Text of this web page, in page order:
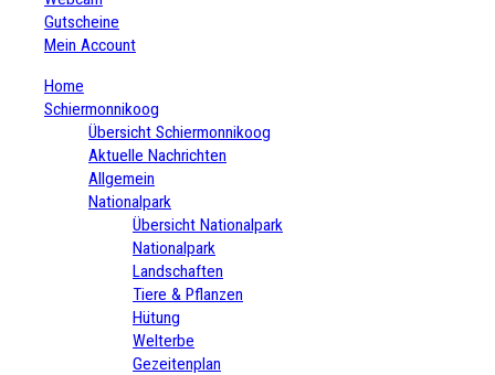
Gutscheine
Mein Account
Home
Schiermonnikoog
Übersicht Schiermonnikoog
Aktuelle Nachrichten
Allgemein
Nationalpark
Übersicht Nationalpark
Nationalpark
Landschaften
Tiere & Pflanzen
Hütung
Welterbe
Gezeitenplan